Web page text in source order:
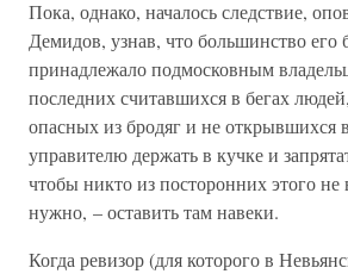
Пока, однако, началось следствие,
Демидов, узнав, что большинство его
принадлежало подмосковным
последних считавшихся в бегах
опасных из бродяг и не открывшихся
управителю держать в кучке и
чтобы никто из посторонних этого не
нужно, – оставить там навеки.
Когда ревизор (для которого в